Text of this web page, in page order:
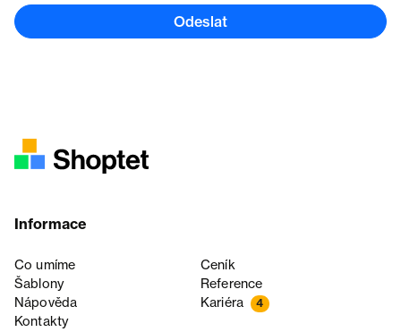
Odeslat
Informace
Co umíme
Ceník
Šablony
Reference
Nápověda
Kariéra 4
Kontakty